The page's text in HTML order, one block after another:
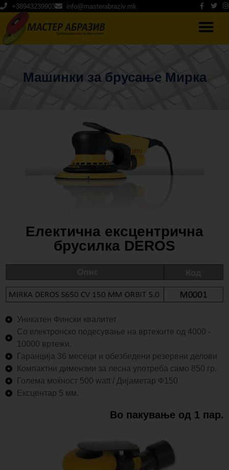
+38943239903 info@masterabraziv.mk
Машинки за брусање Мирка
Електична ексцентрична
брусилка DEROS
Уникатен Фински квалитет
Со електронско подесување на вртежите од 4000 -
10000 вртежи.
Гаранција 36 месеци и обезбедени резервни делови
Компактни димензии за лесна употреба само 850 гр.
Голема моќност 500 watt / Дијаметар Ф150
Ексцентар 5 мм.
Во пакување од 1 пар.